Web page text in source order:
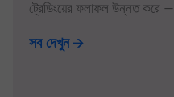
ট্রেডিংয়ের ফলাফল উন্নত করে
সব দেখুন